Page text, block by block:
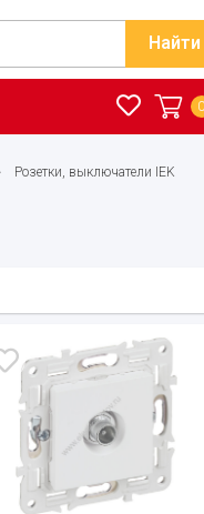
Найти
Розетки, выключатели IEK